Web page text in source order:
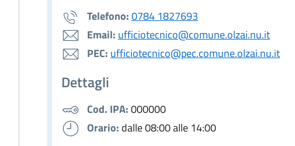
Telefono:0784 1827693
Email: ufficiotecnico@comune.olzai.nu.it
PEC: ufficiotecnico@pec.comune.olzai.nu.it
Dettagli
Cod. IPA:000000
Orario: dalle 08:00 alle 14:00